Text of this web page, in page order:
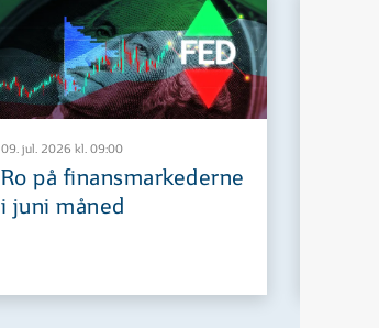
09. jul. 2026 kl. 09:00
Ro på finansmarkederne
i juni måned